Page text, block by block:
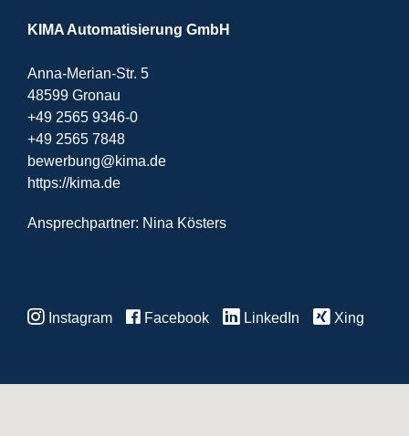
KIMA Automatisierung GmbH
Anna-Merian-Str. 5
48599 Gronau
+49 2565 9346-0
+49 2565 7848
bewerbung@kima.de
https://kima.de
Ansprechpartner: Nina Kösters
Instagram Facebook LinkedIn Xing